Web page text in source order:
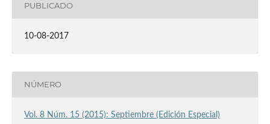
PUBLICADO
10-08-2017
NÚMERO
Vol. 8 Núm. 15 (2015): Septiembre (Edición Especial)